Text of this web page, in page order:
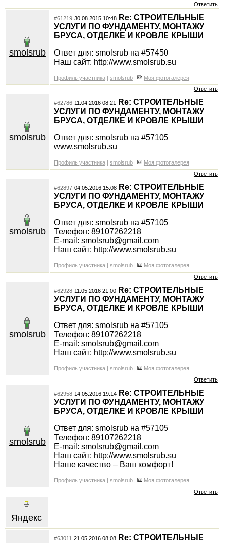
Ответить
smolsrub
#61219 30.08.2015 10:48Re: СТРОИТЕЛЬНЫЕ
УСЛУГИ ПО ФУНДАМЕНТУ, МОНТАЖУ
БРУСА, ОТДЕЛКЕ И КРОВЛЕ КРЫШИ
Ответ для: smolsrub на #57450
Наш сайт: http://www.smolsrub.su
Профиль участника| smolsrub|
Моя фотогалерея
Ответить
smolsrub
#62786 11.04.2016 08:21
Re: СТРОИТЕЛЬНЫЕ
УСЛУГИ ПО ФУНДАМЕНТУ, МОНТАЖУ
БРУСА, ОТДЕЛКЕ И КРОВЛЕ КРЫШИ
Ответ для: smolsrub на #57105
www.smolsrub.su
Профиль участника| smolsrub|
Моя фотогалерея
Ответить
smolsrub
#62897 04.05.2016 15:08Re: СТРОИТЕЛЬНЫЕ
УСЛУГИ ПО ФУНДАМЕНТУ, МОНТАЖУ
БРУСА, ОТДЕЛКЕ И КРОВЛЕ КРЫШИ
Ответ для: smolsrub на #57105
Телефон: 89107262218
E-mail: smolsrub@gmail.com
Наш сайт: http://www.smolsrub.su
Профиль участника| smolsrub|
Моя фотогалерея
Ответить
smolsrub
#62928 11.05.2016 21:00Re: СТРОИТЕЛЬНЫЕ
УСЛУГИ ПО ФУНДАМЕНТУ, МОНТАЖУ
БРУСА, ОТДЕЛКЕ И КРОВЛЕ КРЫШИ
Ответ для: smolsrub на #57105
Телефон: 89107262218
E-mail: smolsrub@gmail.com
Наш сайт: http://www.smolsrub.su
Профиль участника| smolsrub|
Моя фотогалерея
Ответить
smolsrub
#62958 14.05.2016 19:14Re: СТРОИТЕЛЬНЫЕ
УСЛУГИ ПО ФУНДАМЕНТУ, МОНТАЖУ
БРУСА, ОТДЕЛКЕ И КРОВЛЕ КРЫШИ
Ответ для: smolsrub на #57105
Телефон: 89107262218
E-mail: smolsrub@gmail.com
Наш сайт: http://www.smolsrub.su
Наше качество – Ваш комфорт!
Профиль участника| smolsrub|
Моя фотогалерея
Ответить
Яндекс
#63011 21.05.2016 08:08Re: СТРОИТЕЛЬНЫЕ